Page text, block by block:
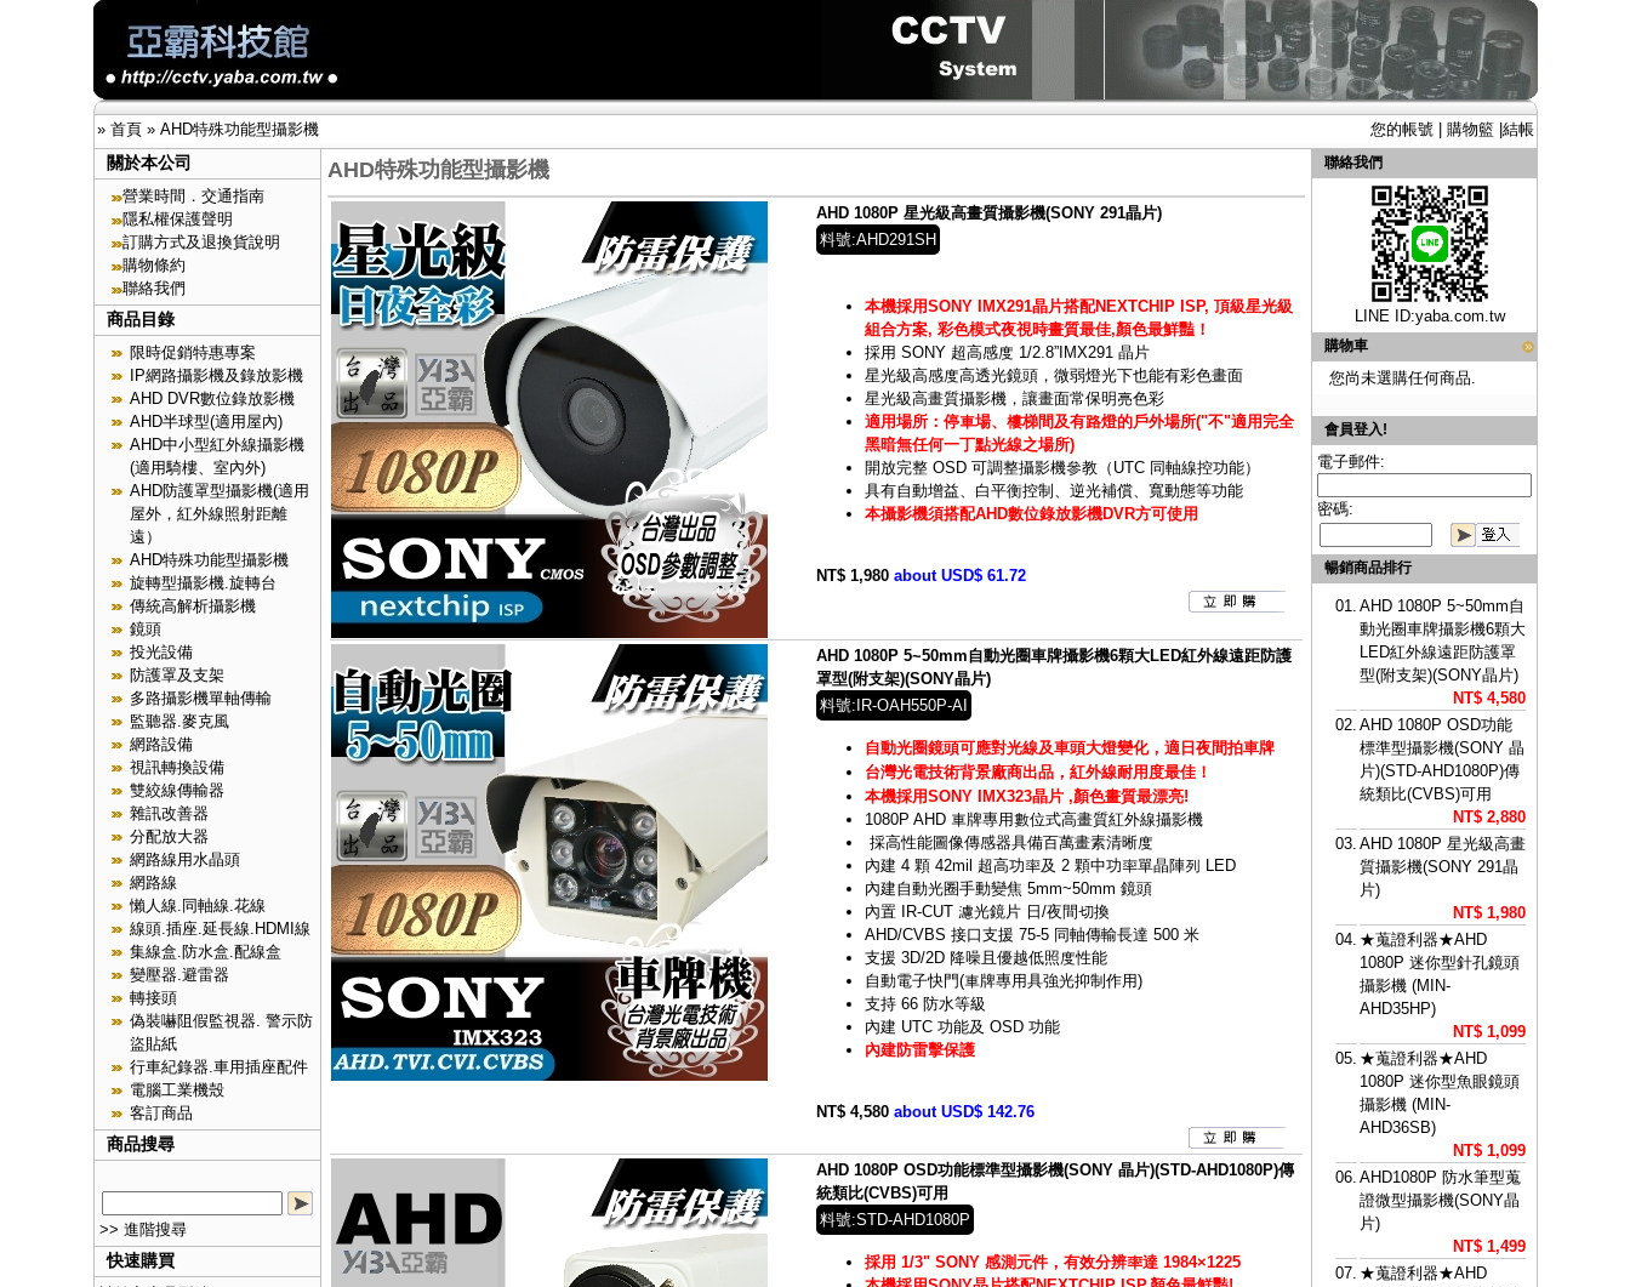
» 首頁» AHD特殊功能型攝影機 您的帳號| 購物籃| 結帳
關於本公司
營業時間．交通指南
隱私權保護聲明
訂購方式及退換貨說明
購物條約
聯絡我們
商品目錄
限時促銷特惠專案
IP網路攝影機及錄放影機
AHD DVR數位錄放影機
AHD半球型(適用屋內)
AHD中小型紅外線攝影機
(適用騎樓、室內外)
AHD防護罩型攝影機(適用
屋外，紅外線照射距離
遠）
AHD特殊功能型攝影機
旋轉型攝影機.旋轉台
傳統高解析攝影機
鏡頭
投光設備
防護罩及支架
多路攝影機單軸傳輸
監聽器.麥克風
網路設備
視訊轉換設備
雙絞線傳輸器
雜訊改善器
分配放大器
網路線用水晶頭
網路線
懶人線.同軸線.花線
線頭.插座.延長線.HDMI線
集線盒.防水盒.配線盒
變壓器.避雷器
轉接頭
偽裝嚇阻假監視器. 警示防
盜貼紙
行車紀錄器.車用插座配件
電腦工業機殼
客訂商品
商品搜尋
>> 進階搜尋
快速購買
AHD特殊功能型攝影機
AHD 1080P 星光級高畫質攝影機(SONY 291晶片)
料號:AHD291SH
本機採用SONY IMX291晶片搭配NEXTCHIP ISP, 頂級星光級
組合方案, 彩色模式夜視時畫質最佳,顏色最鮮豔！
採用 SONY 超高感度 1/2.8”IMX291 晶片
星光級高感度高透光鏡頭，微弱燈光下也能有彩色畫面
星光級高畫質攝影機，讓畫面常保明亮色彩
適用場所：停車場、樓梯間及有路燈的戶外場所("不"適用完全
黑暗無任何一丁點光線之場所)
開放完整 OSD 可調整攝影機參教（UTC 同軸線控功能）
具有自動增益、白平衡控制、逆光補償、寬動態等功能
本攝影機須搭配AHD數位錄放影機DVR方可使用
NT$ 1,980 about USD$ 61.72
AHD 1080P 5~50mm自動光圈車牌攝影機6顆大LED紅外線遠距防護
罩型(附支架)(SONY晶片)
料號:IR-OAH550P-AI
自動光圈鏡頭可應對光線及車頭大燈變化，適日夜間拍車牌
台灣光電技術背景廠商出品，紅外線耐用度最佳！
本機採用SONY IMX323晶片 ,顏色畫質最漂亮!
1080P AHD 車牌專用數位式高畫質紅外線攝影機
採高性能圖像傳感器具備百萬畫素清晰度
內建 4 顆 42mil 超高功率及 2 顆中功率單晶陣列 LED
內建自動光圈手動變焦 5mm~50mm 鏡頭
內置 IR-CUT 濾光鏡片 日/夜間切換
AHD/CVBS 接口支援 75-5 同軸傳輸長達 500 米
支援 3D/2D 降噪且優越低照度性能
自動電子快門(車牌專用具強光抑制作用)
支持 66 防水等級
內建 UTC 功能及 OSD 功能
內建防雷擊保護
NT$ 4,580 about USD$ 142.76
AHD 1080P OSD功能標準型攝影機(SONY 晶片)(STD-AHD1080P)傳
統類比(CVBS)可用
料號:STD-AHD1080P
採用 1/3" SONY 感測元件，有效分辨率達 1984×1225
聯絡我們
LINE ID:yaba.com.tw
購物車
您尚未選購任何商品.
會員登入!
電子郵件:
密碼:
暢銷商品排行
01. AHD 1080P 5~50mm自
動光圈車牌攝影機6顆大
LED紅外線遠距防護罩
型(附支架)(SONY晶片)
NT$ 4,580
02. AHD 1080P OSD功能
標準型攝影機(SONY 晶
片)(STD-AHD1080P)傳
統類比(CVBS)可用
NT$ 2,880
03. AHD 1080P 星光級高畫
質攝影機(SONY 291晶
片)
NT$ 1,980
04. ★蒐證利器★AHD
1080P 迷你型針孔鏡頭
攝影機 (MIN-
AHD35HP)
NT$ 1,099
05. ★蒐證利器★AHD
1080P 迷你型魚眼鏡頭
攝影機 (MIN-
AHD36SB)
NT$ 1,099
06. AHD1080P 防水筆型蒐
證微型攝影機(SONY晶
片)
NT$ 1,499
07. ★蒐證利器★AHD